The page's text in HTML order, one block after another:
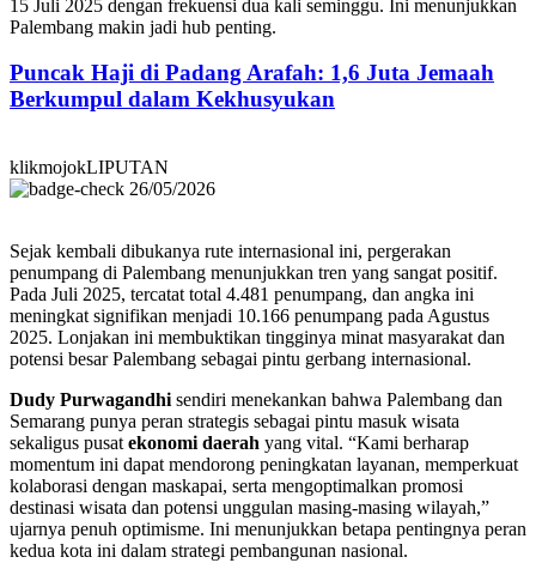
15 Juli 2025 dengan frekuensi dua kali seminggu. Ini menunjukkan
Palembang makin jadi hub penting.
Puncak Haji di Padang Arafah: 1,6 Juta Jemaah
Berkumpul dalam Kekhusyukan
klikmojokLIPUTAN
26/05/2026
Sejak kembali dibukanya rute internasional ini, pergerakan
penumpang di Palembang menunjukkan tren yang sangat positif.
Pada Juli 2025, tercatat total 4.481 penumpang, dan angka ini
meningkat signifikan menjadi 10.166 penumpang pada Agustus
2025. Lonjakan ini membuktikan tingginya minat masyarakat dan
potensi besar Palembang sebagai pintu gerbang internasional.
Dudy Purwagandhi sendiri menekankan bahwa Palembang dan
Semarang punya peran strategis sebagai pintu masuk wisata
sekaligus pusat ekonomi daerah yang vital. “Kami berharap
momentum ini dapat mendorong peningkatan layanan, memperkuat
kolaborasi dengan maskapai, serta mengoptimalkan promosi
destinasi wisata dan potensi unggulan masing-masing wilayah,”
ujarnya penuh optimisme. Ini menunjukkan betapa pentingnya peran
kedua kota ini dalam strategi pembangunan nasional.